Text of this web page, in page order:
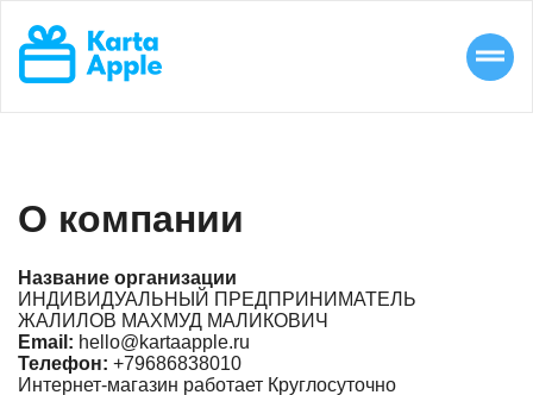
О компании
Название организации
ИНДИВИДУАЛЬНЫЙ ПРЕДПРИНИМАТЕЛЬ
ЖАЛИЛОВ МАХМУД МАЛИКОВИЧ
Email: hello@kartaapple.ru
Телефон: +79686838010
Интернет-магазин работает Круглосуточно